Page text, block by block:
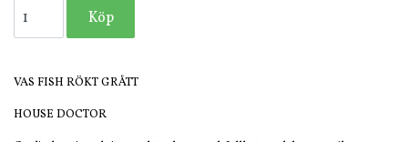
VAS FISH RÖKT GRÅTT
HOUSE DOCTOR